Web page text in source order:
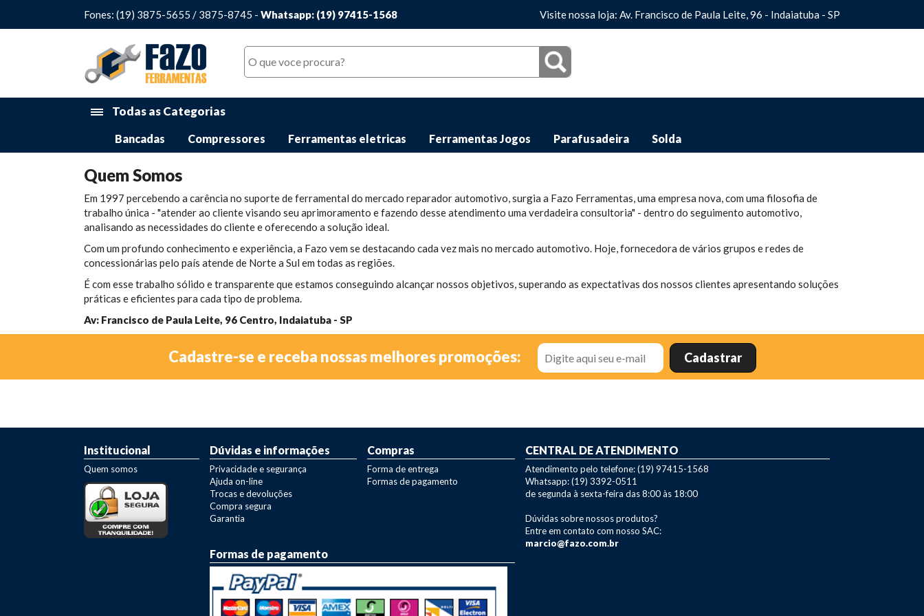
Fones: (19) 3875-5655 / 3875-8745 - Whatsapp: (19) 97415-1568 Visite nossa loja: Av. Francisco de Paula Leite, 96 - Indaiatuba - SP
Todas as Categorias
Bancadas Compressores Ferramentas eletricas Ferramentas Jogos Parafusadeira Solda
Quem Somos
Em 1997 percebendo a carência no suporte de ferramental do mercado reparador automotivo, surgia a Fazo Ferramentas, uma empresa nova, com uma filosofia de
trabalho única - "atender ao cliente visando seu aprimoramento e fazendo desse atendimento uma verdadeira consultoria" - dentro do seguimento automotivo,
analisando as necessidades do cliente e oferecendo a solução ideal.
Com um profundo conhecimento e experiência, a Fazo vem se destacando cada vez mais no mercado automotivo. Hoje, fornecedora de vários grupos e redes de
concessionárias pelo país atende de Norte a Sul em todas as regiões.
É com esse trabalho sólido e transparente que estamos conseguindo alcançar nossos objetivos, superando as expectativas dos nossos clientes apresentando soluções
práticas e eficientes para cada tipo de problema.
Av: Francisco de Paula Leite, 96 Centro, Indaiatuba - SP
Cadastre-se e receba nossas melhores promoções:
Institucional
Quem somos
Dúvidas e informações
Privacidade e segurança
Ajuda on-line
Trocas e devoluções
Compra segura
Garantia
Compras
Forma de entrega
Formas de pagamento
Formas de pagamento
CENTRAL DE ATENDIMENTO
Atendimento pelo telefone: (19) 97415-1568
Whatsapp: (19) 3392-0511
de segunda à sexta-feira das 8:00 às 18:00
Dúvidas sobre nossos produtos?
Entre em contato com nosso SAC:
marcio@fazo.com.br